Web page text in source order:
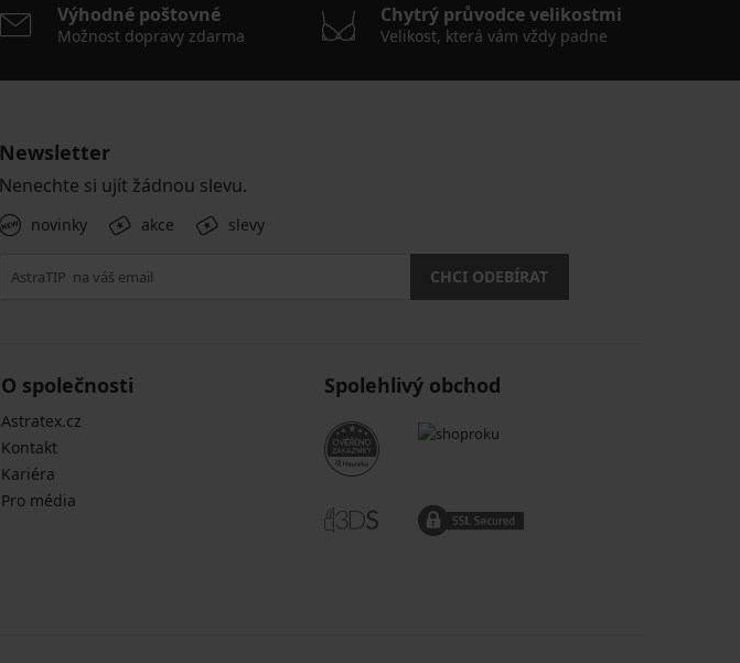
Výhodné poštovné
Možnost dopravy zdarma
Chytrý průvodce velikostmi
Velikost, která vám vždy padne
Newsletter
Nenechte si ujít žádnou slevu.
novinky akce slevy
CHCI ODEBÍRAT
O společnosti
Astratex.cz
Kontakt
Kariéra
Pro média
Spolehlivý obchod